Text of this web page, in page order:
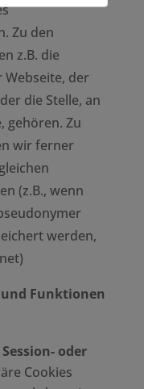
Zu den
z.B. die
Webseite, der
die Stelle, an
gehören. Zu
wir ferner
(z.B., wenn
werden,
und Funktionen
oder
Cookies